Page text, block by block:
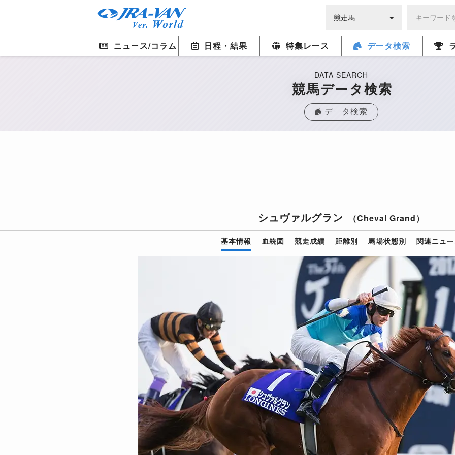
ニュース/コラム 日程・結果 特集レース データ検索
DATA SEARCH
競馬データ検索
データ検索
シュヴァルグラン （Cheval Grand）
基本情報 血統図 競走成績 距離別 馬場状態別 関連ニュ